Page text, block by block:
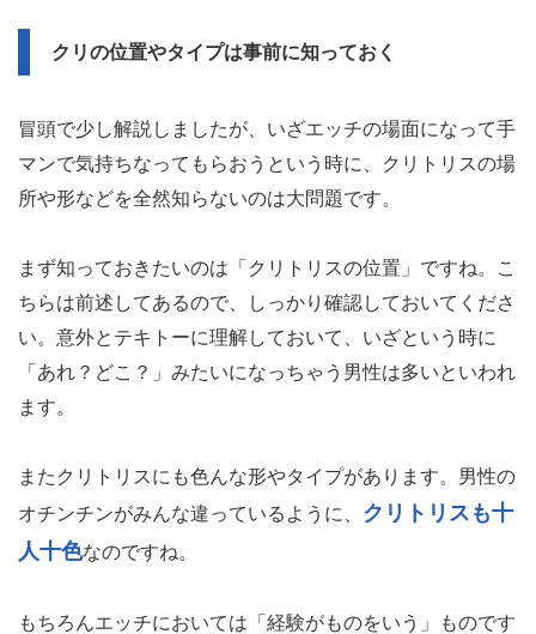
クリの位置やタイプは事前に知っておく
冒頭で少し解説しましたが、いざエッチの場面になって手
マンで気持ちなってもらおうという時に、クリトリスの場
所や形などを全然知らないのは大問題です。
まず知っておきたいのは「クリトリスの位置」ですね。こ
ちらは前述してあるので、しっかり確認しておいてくださ
い。意外とテキトーに理解しておいて、いざという時に
「あれ？どこ？」みたいになっちゃう男性は多いといわれ
ます。
またクリトリスにも色んな形やタイプがあります。男性の
オチンチンがみんな違っているように、 クリトリスも十
人十色なのですね。
もちろんエッチにおいては「経験がものをいう」ものです